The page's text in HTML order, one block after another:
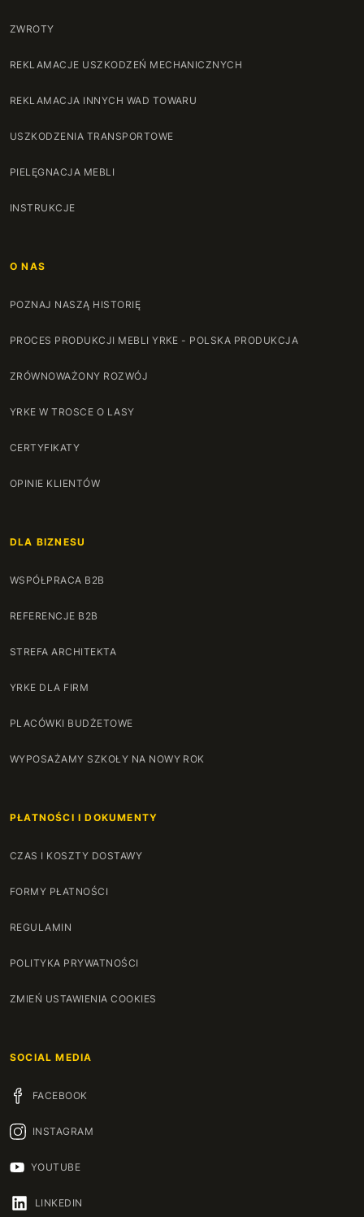
ZWROTY
REKLAMACJE USZKODZEŃ MECHANICZNYCH
REKLAMACJA INNYCH WAD TOWARU
USZKODZENIA TRANSPORTOWE
PIELĘGNACJA MEBLI
INSTRUKCJE
O NAS
POZNAJ NASZĄ HISTORIĘ
PROCES PRODUKCJI MEBLI YRKE - POLSKA PRODUKCJA
ZRÓWNOWAŻONY ROZWÓJ
YRKE W TROSCE O LASY
CERTYFIKATY
OPINIE KLIENTÓW
DLA BIZNESU
WSPÓŁPRACA B2B
REFERENCJE B2B
STREFA ARCHITEKTA
YRKE DLA FIRM
PLACÓWKI BUDŻETOWE
WYPOSAŻAMY SZKOŁY NA NOWY ROK
PŁATNOŚCI I DOKUMENTY
CZAS I KOSZTY DOSTAWY
FORMY PŁATNOŚCI
REGULAMIN
POLITYKA PRYWATNOŚCI
ZMIEŃ USTAWIENIA COOKIES
SOCIAL MEDIA
FACEBOOK
INSTAGRAM
YOUTUBE
LINKEDIN